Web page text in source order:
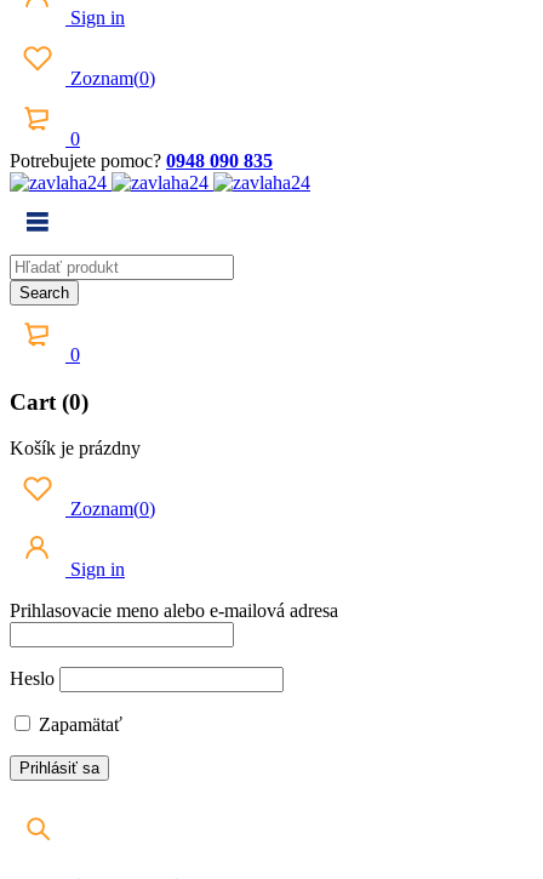
Sign in
Zoznam(0)
0
Potrebujete pomoc? 0948 090 835
0
Cart (0)
Košík je prázdny
Zoznam(0)
Sign in
Prihlasovacie meno alebo e-mailová adresa
Heslo
Zapamätať